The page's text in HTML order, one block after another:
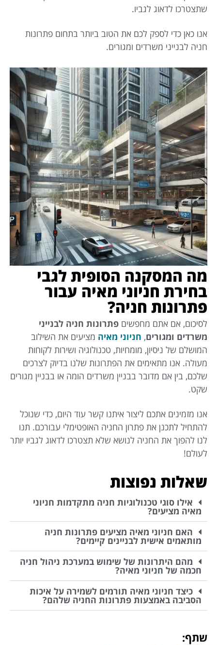
שתצטרכו לדאוג לגביו.
אנו כאן כדי לספק לכם את הטוב ביותר בתחום פתרונות
חניה לבנייני משרדים ומגורים.
מה המסקנה הסופית לגבי
בחירת חניוני מאיה עבור
פתרונות חניה?
לסיכום, אם אתם מחפשים פתרונות חניה לבנייני
משרדים ומגורים, חניוני מאיה מציעים את השילוב
המושלם של ניסיון, מומחיות, טכנולוגיה ושירות לקוחות
מעולה. אנו מתאימים את הפתרונות שלנו בדיוק לצרכים
שלכם, בין אם מדובר בבניין משרדים הומה או בבניין מגורים
שקט.
אנו מזמינים אתכם ליצור איתנו קשר עוד היום, כדי שנוכל
להתחיל לתכנן את פתרון החניה האופטימלי עבורכם. תנו
לנו להפוך את החניה לנושא שלא תצטרכו לדאוג לגביו יותר
לעולם!
שאלות נפוצות
אילו סוגי טכנולוגיות חניה מתקדמות חניוני
מאיה מציעים?
האם חניוני מאיה מציעים פתרונות חניה
מותאמים אישית לבניינים קיימים?
מהם היתרונות של שימוש במערכת ניהול חניה
חכמה של חניוני מאיה?
כיצד חניוני מאיה תורמים לשמירה על איכות
הסביבה באמצעות פתרונות החניה שלהם?
שתף: